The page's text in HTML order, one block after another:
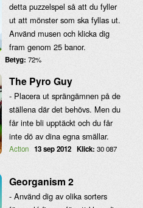
detta puzzelspel så att du fyller
ut att mönster som ska fyllas ut.
Använd musen och klicka dig
fram genom 25 banor.
Betyg: 72%
The Pyro Guy
- Placera ut sprängämnen på de
ställena där det behövs. Men du
får inte bli upptäckt och du får
inte dö av dina egna smällar.
Action 13 sep 2012 Klick: 30 087
Georganism 2
- Använd dig av olika sorters